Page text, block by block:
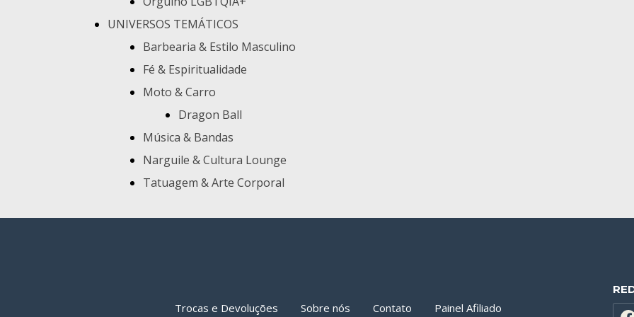
UNIVERSOS TEMÁTICOS
Barbearia & Estilo Masculino
Fé & Espiritualidade
Moto & Carro
Dragon Ball
Música & Bandas
Narguile & Cultura Lounge
Tatuagem & Arte Corporal
Trocas e Devoluções Sobre nós Contato Painel Afiliado